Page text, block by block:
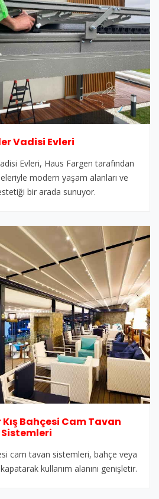
Vadisi Evleri
Evleri, Haus Fargen tarafından
modern yaşam alanları ve
bir arada sunuyor.
Kış Bahçesi Cam Tavan
Sistemleri
cam tavan sistemleri, bahçe veya
kullanım alanını genişletir.